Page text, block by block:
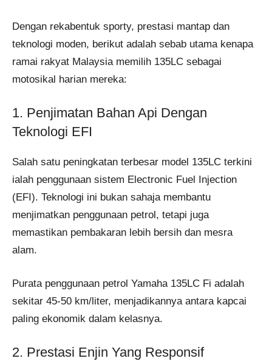
Dengan rekabentuk sporty, prestasi mantap dan
teknologi moden, berikut adalah sebab utama kenapa
ramai rakyat Malaysia memilih 135LC sebagai
motosikal harian mereka:
1. Penjimatan Bahan Api Dengan
Teknologi EFI
Salah satu peningkatan terbesar model 135LC terkini
ialah penggunaan sistem Electronic Fuel Injection
(EFI). Teknologi ini bukan sahaja membantu
menjimatkan penggunaan petrol, tetapi juga
memastikan pembakaran lebih bersih dan mesra
alam.
Purata penggunaan petrol Yamaha 135LC Fi adalah
sekitar 45-50 km/liter, menjadikannya antara kapcai
paling ekonomik dalam kelasnya.
2. Prestasi Enjin Yang Responsif